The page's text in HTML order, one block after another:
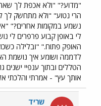
"מדוע?" "ולא אכפת לך
הרי נטוע" "ולא מתחשק לך
נשמע במקומות אחרים?" "אין
לי באופן קבוע פרפרים לי
האופק פתוח." "ובלילה
לדממה ושומע איך נושמת
הטללים ובתוך ענפיי ישנים
אותך עץ" - אמרתי והלכתי
שריד